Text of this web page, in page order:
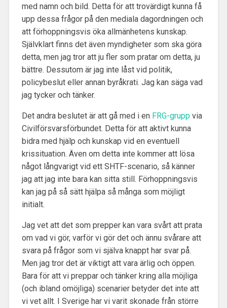
med namn och bild. Detta för att trovärdigt kunna få
upp dessa frågor på den mediala dagordningen och
att förhoppningsvis öka allmänhetens kunskap.
Självklart finns det även myndigheter som ska göra
detta, men jag tror att ju fler som pratar om detta, ju
bättre. Dessutom är jag inte låst vid politik,
policybeslut eller annan byråkrati. Jag kan säga vad
jag tycker och tänker.
Det andra beslutet är att gå med i en FRG-gruppvia
Civilförsvarsförbundet. Detta för att aktivt kunna
bidra med hjälp och kunskap vid en eventuell
krissituation. Även om detta inte kommer att lösa
något långvarigt vid ett SHTF-scenario, så känner
jag att jag inte bara kan sitta still. Förhoppningsvis
kan jag på så sätt hjälpa så många som möjligt
initialt.
Jag vet att det som prepper kan vara svårt att prata
om vad vi gör, varför vi gör det och ännu svårare att
svara på frågor som vi själva knappt har svar på.
Men jag tror det är viktigt att vara ärlig och öppen.
Bara för att vi preppar och tänker kring alla möjliga
(och ibland omöjliga) scenarier betyder det inte att
vi vet allt. I Sverige har vi varit skonade från större